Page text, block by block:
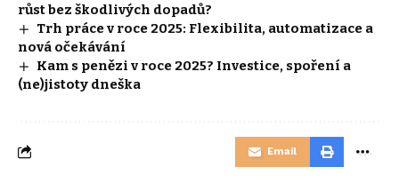
růst bez škodlivých dopadů?
Trh práce v roce 2025: Flexibilita, automatizace a
nová očekávání
Kam s penězi v roce 2025? Investice, spoření a
(ne)jistoty dneška
Email